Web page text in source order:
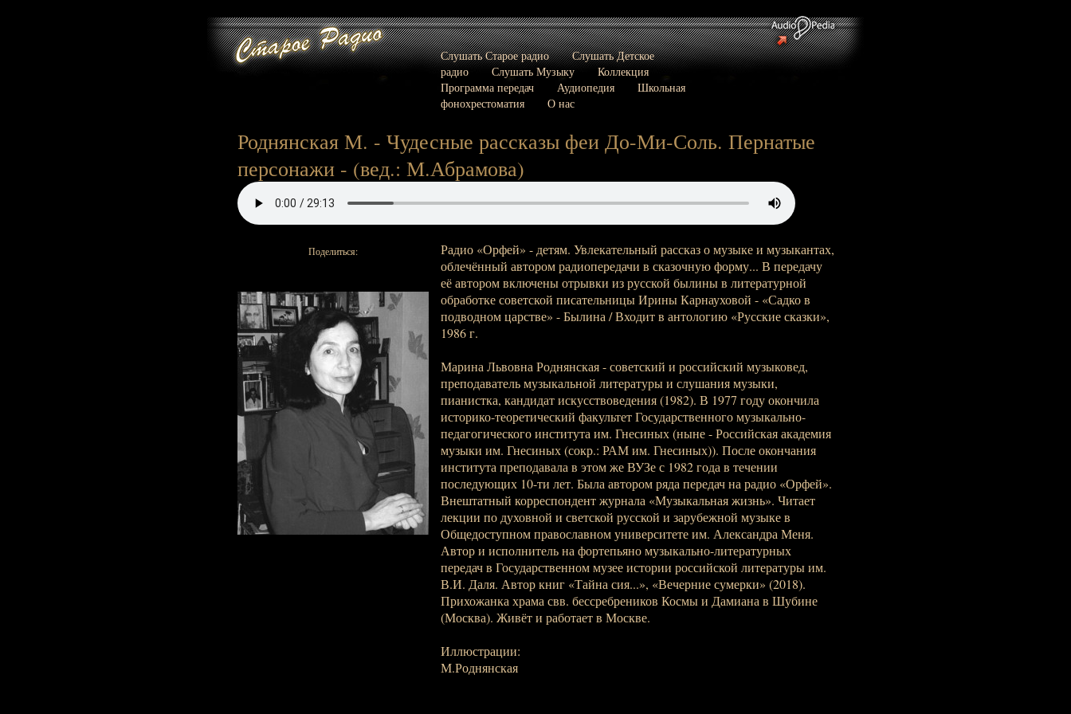
Слушать Старое радио
Слушать Детское
радио
Слушать Музыку
Коллекция
Программа передач
Аудиопедия
Школьная
фонохрестоматия
О нас
Роднянская М. - Чудесные рассказы феи До-Ми-Соль. Пернатые
персонажи - (вед.: М.Абрамова)
Поделиться:
Радио «Орфей» - детям. Увлекательный рассказ о музыке и музыкантах,
облечённый автором радиопередачи в сказочную форму... В передачу
её автором включены отрывки из русской былины в литературной
обработке советской писательницы Ирины Карнауховой - «Садко в
подводном царстве» - Былина / Входит в антологию «Русские сказки»,
1986 г.
Марина Львовна Роднянская - советский и российский музыковед,
преподаватель музыкальной литературы и слушания музыки,
пианистка, кандидат искусствоведения (1982). В 1977 году окончила
историко-теоретический факультет Государственного музыкально-
педагогического института им. Гнесиных (ныне - Российская академия
музыки им. Гнесиных (сокр.: РАМ им. Гнесиных)). После окончания
института преподавала в этом же ВУЗе с 1982 года в течении
последующих 10-ти лет. Была автором ряда передач на радио «Орфей».
Внештатный корреспондент журнала «Музыкальная жизнь». Читает
лекции по духовной и светской русской и зарубежной музыке в
Общедоступном православном университете им. Александра Меня.
Автор и исполнитель на фортепьяно музыкально-литературных
передач в Государственном музее истории российской литературы им.
В.И. Даля. Автор книг «Тайна сия...», «Вечерние сумерки» (2018).
Прихожанка храма свв. бессребреников Космы и Дамиана в Шубине
(Москва). Живёт и работает в Москве.
Иллюстрации:
М.Роднянская